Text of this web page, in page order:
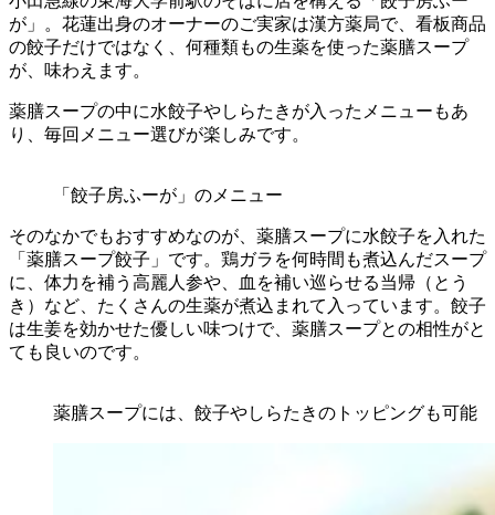
が」。花蓮出身のオーナーのご実家は漢方薬局で、看板商品
の餃子だけではなく、何種類もの生薬を使った薬膳スープ
が、味わえます。
薬膳スープの中に水餃子やしらたきが入ったメニューもあ
り、毎回メニュー選びが楽しみです。
「餃子房ふーが」のメニュー
そのなかでもおすすめなのが、薬膳スープに水餃子を入れた
「薬膳スープ餃子」です。鶏ガラを何時間も煮込んだスープ
に、体力を補う高麗人参や、血を補い巡らせる当帰（とう
き）など、たくさんの生薬が煮込まれて入っています。餃子
は生姜を効かせた優しい味つけで、薬膳スープとの相性がと
ても良いのです。
薬膳スープには、餃子やしらたきのトッピングも可能